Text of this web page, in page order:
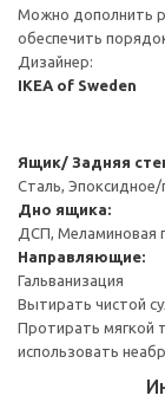
Можно дополнить
обеспечить
Дизайнер:
IKEA of Sweden
Ящик/ Задняя
Сталь,
Дно ящика:
ДСП, Меламиновая
Направляющие:
Гальванизация
Вытирать чистой
Протирать мягкой
использовать